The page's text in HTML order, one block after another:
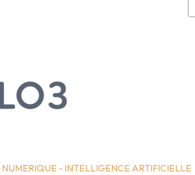
NUMERIQUE - INTELLIGENCE ARTIFICIELLE